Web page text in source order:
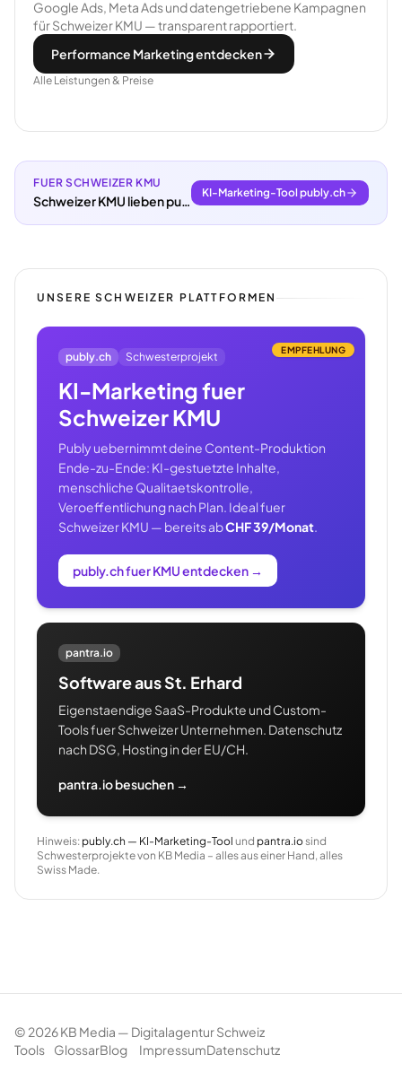
Google Ads, Meta Ads und datengetriebene Kampagnen
für Schweizer KMU — transparent rapportiert.
Performance Marketing entdecken
Alle Leistungen & Preise
FUER SCHWEIZER KMU
Schweizer KMU lieben publy.ch.
KI-Marketing-Tool publy.ch
UNSERE SCHWEIZER PLATTFORMEN
EMPFEHLUNG
publy.ch Schwesterprojekt
KI-Marketing fuer
Schweizer KMU
Publy uebernimmt deine Content-Produktion
Ende-zu-Ende: KI-gestuetzte Inhalte,
menschliche Qualitaetskontrolle,
Veroeffentlichung nach Plan. Ideal fuer
Schweizer KMU — bereits abCHF 39/Monat.
publy.ch fuer KMU entdecken →
pantra.io
Software aus St. Erhard
Eigenstaendige SaaS-Produkte und Custom-
Tools fuer Schweizer Unternehmen. Datenschutz
nach DSG, Hosting in der EU/CH.
pantra.io besuchen →
Hinweis: publy.ch — KI-Marketing-Tool und pantra.iosind
Schwesterprojekte von KB Media – alles aus einer Hand, alles
Swiss Made.
© 2026KB Media — Digitalagentur Schweiz
Tools
GlossarBlog ImpressumDatenschutz